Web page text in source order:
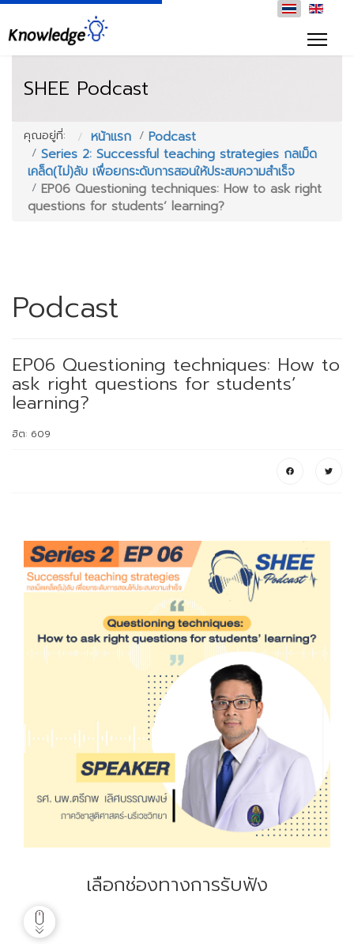
SHEE Podcast
คุณอยู่ที่: หน้าแรก
Podcast
Series 2: Successful teaching strategies กลเม็ด
เคล็ด(ไม่)ลับ เพื่อยกระดับการสอนให้ประสบความสำเร็จ
EP06 Questioning techniques: How to ask right
questions for students’ learning?
Podcast
EP06 Questioning techniques: How to
ask right questions for students’
learning?
ฮิต: 609
เลือกช่องทางการรับฟัง